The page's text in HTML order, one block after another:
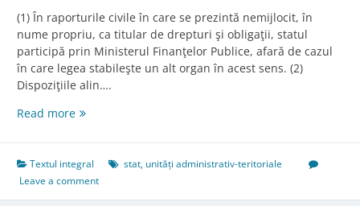
(1) În raporturile civile în care se prezintă nemijlocit, în
nume propriu, ca titular de drepturi şi obligaţii, statul
participă prin Ministerul Finanţelor Publice, afară de cazul
în care legea stabileşte un alt organ în acest sens. (2)
Dispoziţiile alin….
Read moreArt.
şi
unităţile
administrativ-
Textul integral stat, unități administrativ-teritoriale
Leave a comment